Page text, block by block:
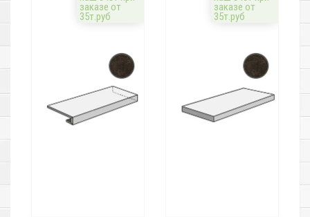
заказе от
35т.руб
заказе от
35т.руб